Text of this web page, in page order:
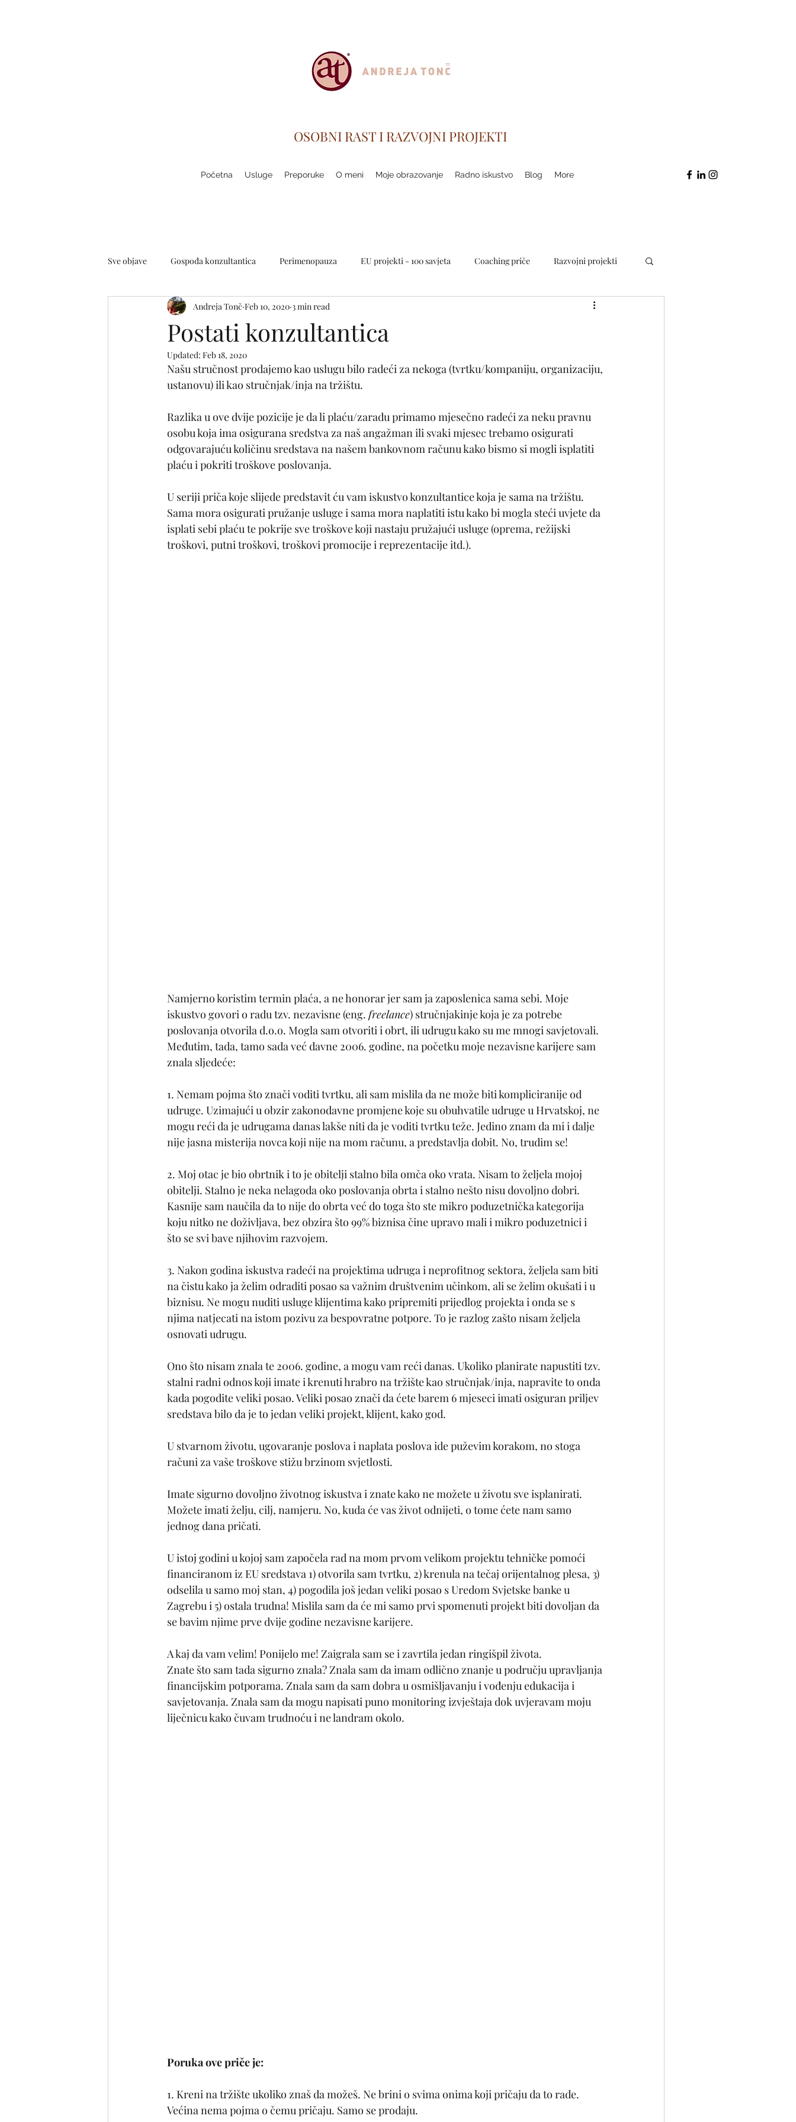
OSOBNI RAST I RAZVOJNI PROJEKTI
Početna Usluge Preporuke O meni Moje obrazovanje Radno iskustvo Blog More
Sve objave Gospođa konzultantica Perimenopauza EU projekti - 100 savjeta Coaching priče Razvojni projekti
Životne mudrolije Biti roditelj Žensko pismo
Postati konzultantica
Andreja Tonč Feb 10, 2020 3 min read
Updated: Feb 18, 2020
Našu stručnost prodajemo kao uslugu bilo radeći za nekoga (tvrtku/kompaniju, organizaciju,
ustanovu) ili kao stručnjak/inja na tržištu.
Razlika u ove dvije pozicije je da li plaću/zaradu primamo mjesečno radeći za neku pravnu
osobu koja ima osigurana sredstva za naš angažman ili svaki mjesec trebamo osigurati
odgovarajuću količinu sredstava na našem bankovnom računu kako bismo si mogli isplatiti
plaću i pokriti troškove poslovanja.
U seriji priča koje slijede predstavit ću vam iskustvo konzultantice koja je sama na tržištu.
Sama mora osigurati pružanje usluge i sama mora naplatiti istu kako bi mogla steći uvjete da
isplati sebi plaću te pokrije sve troškove koji nastaju pružajući usluge (oprema, režijski
troškovi, putni troškovi, troškovi promocije i reprezentacije itd.).
Namjerno koristim termin plaća, a ne honorar jer sam ja zaposlenica sama sebi. Moje
iskustvo govori o radu tzv. nezavisne (eng. freelance) stručnjakinje koja je za potrebe
poslovanja otvorila d.o.o. Mogla sam otvoriti i obrt, ili udrugu kako su me mnogi savjetovali.
Međutim, tada, tamo sada već davne 2006. godine, na početku moje nezavisne karijere sam
znala sljedeće:
1. Nemam pojma što znači voditi tvrtku, ali sam mislila da ne može biti kompliciranije od
udruge. Uzimajući u obzir zakonodavne promjene koje su obuhvatile udruge u Hrvatskoj, ne
mogu reći da je udrugama danas lakše niti da je voditi tvrtku teže. Jedino znam da mi i dalje
nije jasna misterija novca koji nije na mom računu, a predstavlja dobit. No, trudim se!
2. Moj otac je bio obrtnik i to je obitelji stalno bila omča oko vrata. Nisam to željela mojoj
obitelji. Stalno je neka nelagoda oko poslovanja obrta i stalno nešto nisu dovoljno dobri.
Kasnije sam naučila da to nije do obrta već do toga što ste mikro poduzetnička kategorija
koju nitko ne doživljava, bez obzira što 99% biznisa čine upravo mali i mikro poduzetnici i
što se svi bave njihovim razvojem.
3. Nakon godina iskustva radeći na projektima udruga i neprofitnog sektora, željela sam biti
na čistu kako ja želim odraditi posao sa važnim društvenim učinkom, ali se želim okušati i u
biznisu. Ne mogu nuditi usluge klijentima kako pripremiti prijedlog projekta i onda se s
njima natjecati na istom pozivu za bespovratne potpore. To je razlog zašto nisam željela
osnovati udrugu.
Ono što nisam znala te 2006. godine, a mogu vam reći danas. Ukoliko planirate napustiti tzv.
stalni radni odnos koji imate i krenuti hrabro na tržište kao stručnjak/inja, napravite to onda
kada pogodite veliki posao. Veliki posao znači da ćete barem 6 mjeseci imati osiguran priljev
sredstava bilo da je to jedan veliki projekt, klijent, kako god.
U stvarnom životu, ugovaranje poslova i naplata poslova ide puževim korakom, no stoga
računi za vaše troškove stižu brzinom svjetlosti.
Imate sigurno dovoljno životnog iskustva i znate kako ne možete u životu sve isplanirati.
Možete imati želju, cilj, namjeru. No, kuda će vas život odnijeti, o tome ćete nam samo
jednog dana pričati.
U istoj godini u kojoj sam započela rad na mom prvom velikom projektu tehničke pomoći
financiranom iz EU sredstava 1) otvorila sam tvrtku, 2) krenula na tečaj orijentalnog plesa, 3)
odselila u samo moj stan, 4) pogodila još jedan veliki posao s Uredom Svjetske banke u
Zagrebu i 5) ostala trudna! Mislila sam da će mi samo prvi spomenuti projekt biti dovoljan da
se bavim njime prve dvije godine nezavisne karijere.
A kaj da vam velim! Ponijelo me! Zaigrala sam se i zavrtila jedan ringišpil života.
Znate što sam tada sigurno znala? Znala sam da imam odlično znanje u području upravljanja
financijskim potporama. Znala sam da sam dobra u osmišljavanju i vođenju edukacija i
savjetovanja. Znala sam da mogu napisati puno monitoring izvještaja dok uvjeravam moju
liječnicu kako čuvam trudnoću i ne landram okolo.
Poruka ove priče je:
1. Kreni na tržište ukoliko znaš da možeš. Ne brini o svima onima koji pričaju da to rade.
Većina nema pojma o čemu pričaju. Samo se prodaju.